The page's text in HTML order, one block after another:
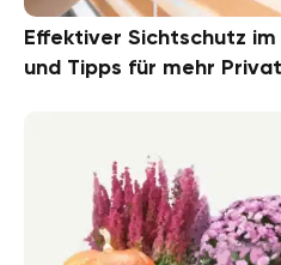
Effektiver Sichtschutz
und Tipps für mehr